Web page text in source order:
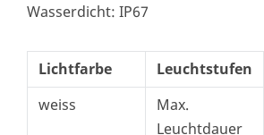
Wasserdicht: IP67
Lichtfarbe Leuchtstufen
weiss
Max.
Leuchtdauer